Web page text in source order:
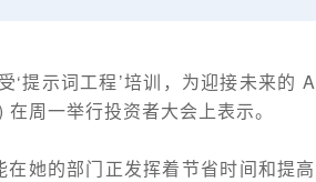
‘提示词工程’培训，为迎接未来的
周一举行投资者大会上表示。
她的部门正发挥着节省时间和提